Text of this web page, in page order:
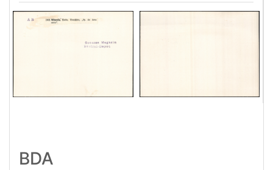
BDA